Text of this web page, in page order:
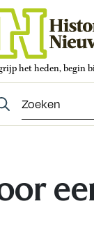
het heden, begin